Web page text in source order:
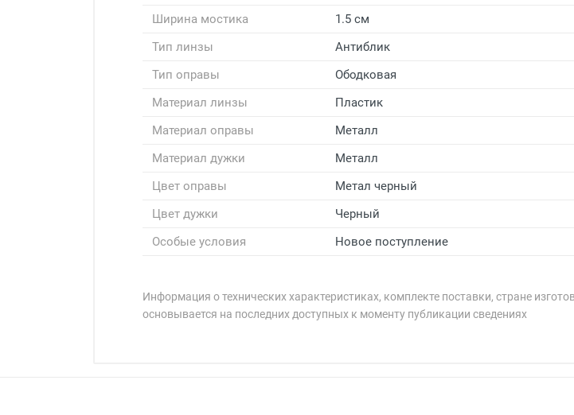
Ширина мостика
1.5 см
Тип линзы
Антиблик
Тип оправы
Ободковая
Материал линзы
Пластик
Материал оправы
Металл
Материал дужки
Металл
Цвет оправы
Метал черный
Цвет дужки
Черный
Особые условия
Новое поступление
Информация о технических характеристиках, комплекте поставки, стране
основывается на последних доступных к моменту публикации сведениях